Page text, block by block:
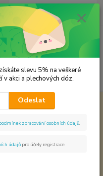
Menu
Hledat
ks
za 0,00 Kč
SAM bez soli a glutamátů
bez soli a
slevu 5% na veškeré
v akci a plechových dóz.
Odeslat
zpracování osobních údajů
údajů pro účely registrace.